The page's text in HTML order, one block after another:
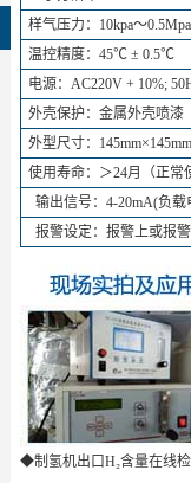
样气压力：10kpa～0.5Mpa
温控精度：45℃ ± 0.5℃
电源：AC220V + 10%;
外壳保护：金属外壳喷漆
外型尺寸：
使用寿命：＞24月（正常
输出信号：4-20mA(负
报警设定：报警上或报警
◆制氢机出口H₂含量在线